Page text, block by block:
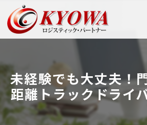
未経験でも大丈夫！
距離トラックドライ